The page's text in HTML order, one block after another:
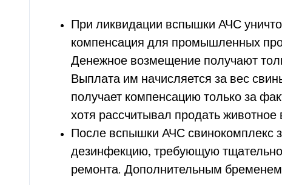
При ликвидации вспышки АЧС
компенсация для промышленных
Денежное возмещение получают
Выплата им начисляется за вес
получает компенсацию только за
хотя рассчитывал продать животное
После вспышки АЧС свинокомплекс
дезинфекцию, требующую
ремонта. Дополнительным